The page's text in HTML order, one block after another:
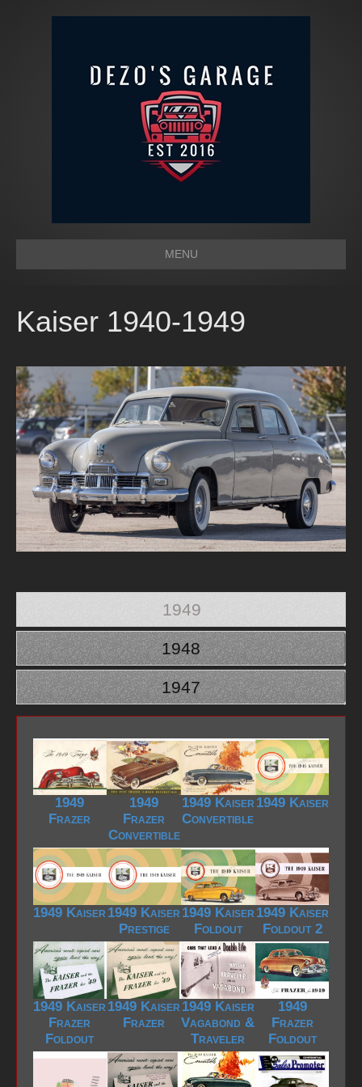
MENU
Kaiser 1940-1949
1949
1948
1947
1949
Frazer
1949
Frazer
Convertible
1949 Kaiser
Convertible
1949 Kaiser
1949 Kaiser 1949 Kaiser
Prestige
1949 Kaiser
Foldout
1949 Kaiser
Foldout 2
1949 Kaiser
Frazer
Foldout
1949 Kaiser
Frazer
1949 Kaiser
Vagabond &
Traveler
1949
Frazer
Foldout